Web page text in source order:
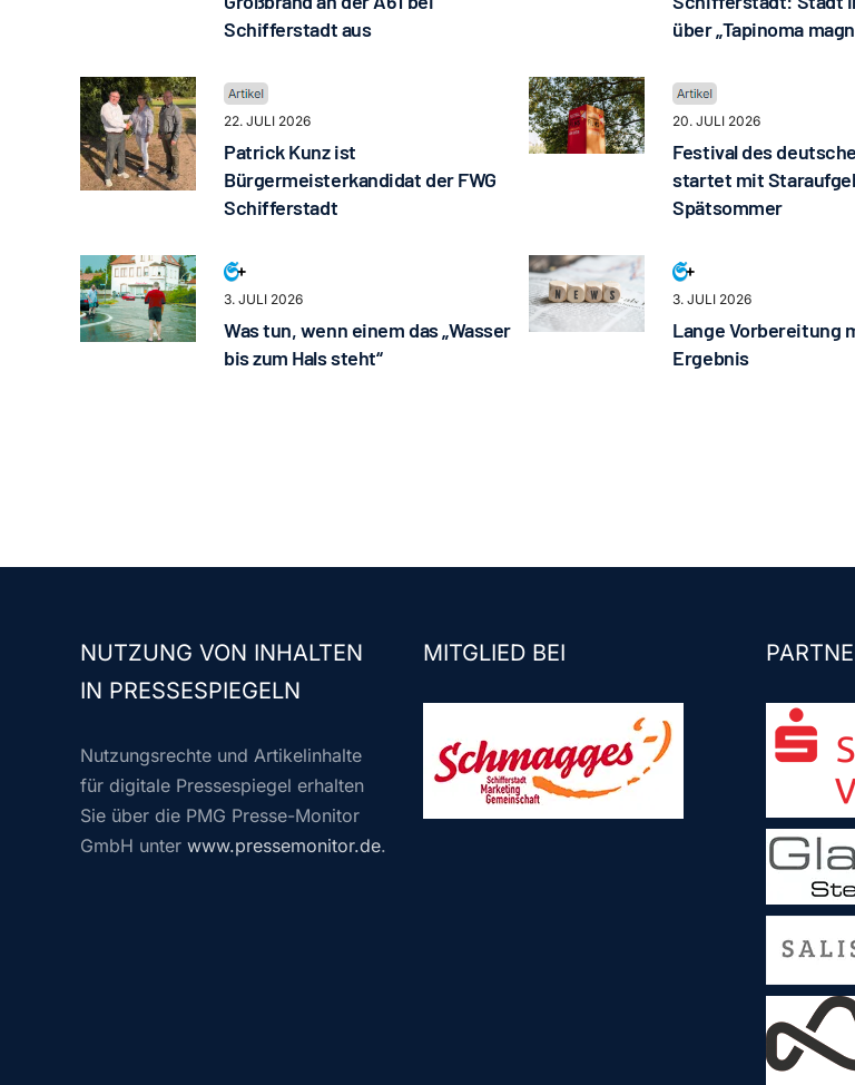
Schifferstadt aus
über „Tapinoma
22. JULI 2026
Patrick Kunz ist
Bürgermeisterkandidat der FWG
Schifferstadt
20. JULI 2026
Festival des
startet mit
Spätsommer
3. JULI 2026
Was tun, wenn einem das „Wasser
bis zum Hals steht“
3. JULI 2026
Lange Vorbereitung
Ergebnis
NUTZUNG VON INHALTEN
IN PRESSESPIEGELN
Nutzungsrechte und Artikelinhalte
für digitale Pressespiegel erhalten
Sie über die PMG Presse-Monitor
GmbH unter www.pressemonitor.de.
MITGLIED BEI